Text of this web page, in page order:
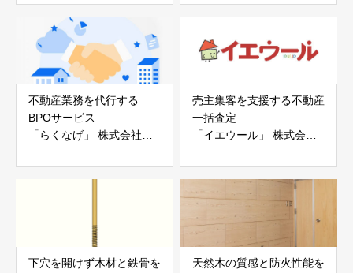
白山工業株式会社
不動産業務を代行する
BPOサービス
「らくなげ」 株式会社い
売主集客を支援する不動産
一括査定
「イエウール」 株式会社
下穴を開けず木材と鉄骨を
天然木の質感と防火性能を